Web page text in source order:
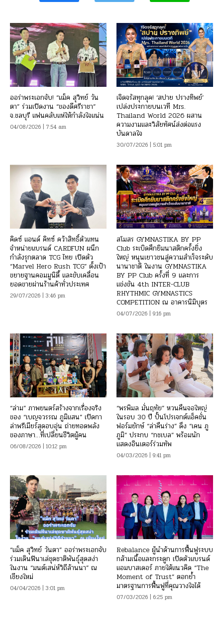
ออร่าพระเอกจับ! “แม็ค สุวิทย์ วัน
ตา” ร่วมเปิดงาน “ของดีศรีราชา”
จ.ชลบุรี แฟนคลับแห่ให้กำลังใจแน่น
04/08/2026 | 7:54 am
เจิดจรัสทุกลุค! ‘สปาย ปรางทิพย์’
เปล่งประกายบนเวที Mrs.
Thailand World 2026 ผสาน
ความงามและวิสัยทัศน์ส่งต่อแรง
บันดาลใจ
30/07/2026 | 5:01 pm
คิดซ์ แอนด์ คิทซ์ คว้าสิทธิ์ตัวแทน
จำหน่ายแบรนด์ CARDFUN ผนึก
กำลังรุกตลาด TCG ไทย เปิดตัว
“Marvel Hero Rush TCG” ตั้งเป้า
ขยายฐานคอมมูนิตี้ และขับเคลื่อน
ยอดขายผ่านร้านค้าทั่วประเทศ
29/07/2026 | 3:46 pm
สโมสร GYMNASTIKA BY PP
Club ระเบิดศึกยิมนาสติกครั้งยิ่ง
ใหญ่ หนุนเยาวชนสู่ความสำเร็จระดับ
นานาชาติ ในงาน GYMNASTIKA
BY PP Club ครั้งที่ 9 และการ
แข่งขัน 4th INTER-CLUB
RHYTHMIC GYMNASTICS
COMPETITION ณ อาคารนิมิบุตร
04/07/2026 | 9:16 pm
“ล่าม” ภาพยนตร์สร้างจากเรื่องจริง
ของ “เบญจวรรณ ภูมิแสน” เปิดกา
ล่าพรีเมียร์สุดอบอุ่น ถ่ายทอดพลัง
ของภาษา…ที่เปลี่ยนชีวิตผู้คน
06/08/2026 | 10:12 pm
“พรพิมล มั่นฤทัย” หวนคืนจอใหญ่
ในรอบ 30 ปี ปั้นโปรเจกต์แอ็คชั่น
ฟอร์มยักษ์ “ล่าคืนร่าง” ดึง “เคน ภู
ภูมิ” ประกบ “กชเบล” พร้อมนัก
แสดงอินเตอร์ร่วมทัพ
04/03/2026 | 9:41 pm
“แม็ค สุวิทย์ วันตา” ออร่าพระเอกจับ
ร่วมเดินฟินาเล่ชุดชาติพันธุ์สุดสง่า
ในงาน “มนต์เสน่ห์วิถีล้านนา” ณ
เชียงใหม่
04/04/2026 | 3:01 pm
Rebalance ผู้นำด้านการฟื้นฟูระบบ
กล้ามเนื้อและกระดูก เปิดตัวแบรนด์
แอมบาสเดอร์ ภายใต้แนวคิด “The
Moment of Trust” ตอกย้ำ
มาตรฐานการฟื้นฟูที่คุณวางใจได้
07/03/2026 | 6:25 pm